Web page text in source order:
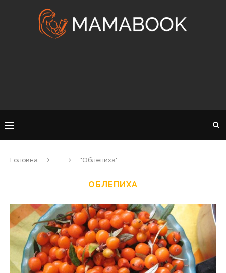
Головна "Облепиха"
ОБЛЕПИХА